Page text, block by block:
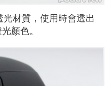
材質，使用時會透出
顏色。